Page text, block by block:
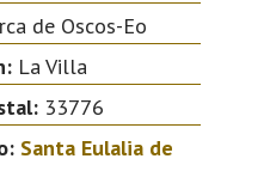
de Oscos-Eo
La Villa
33776
Santa Eulalia de